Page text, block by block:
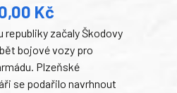
Kč
republiky začaly Škodovy
bojové vozy pro
Plzeňské
se podařilo navrhnout